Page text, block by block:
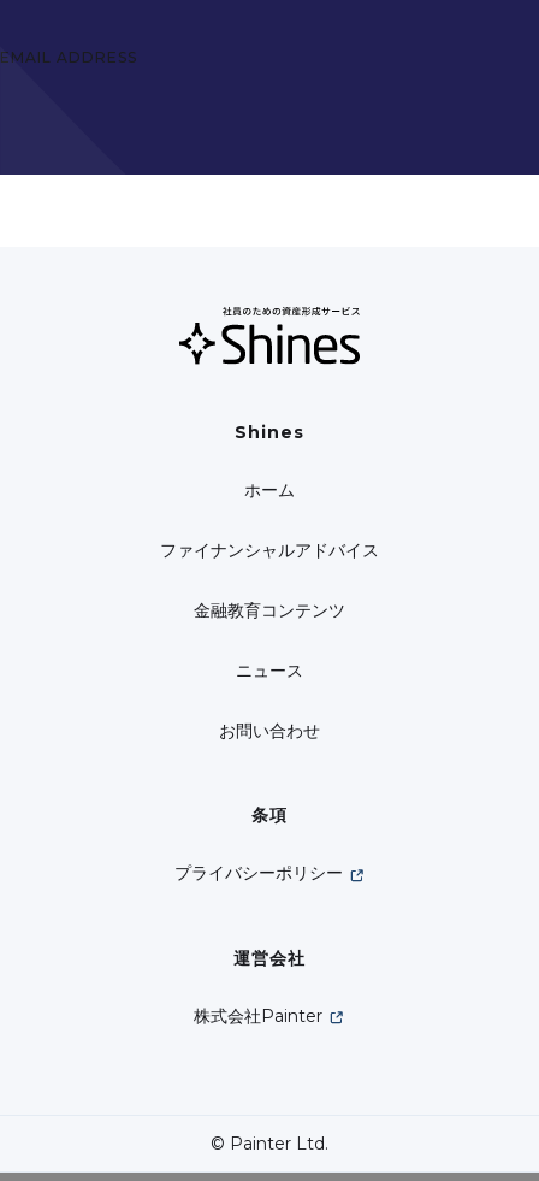
EMAIL ADDRESS
Shines
ホーム
ファイナンシャルアドバイス
金融教育コンテンツ
ニュース
お問い合わせ
条項
プライバシーポリシー
運営会社
株式会社Painter
© Painter Ltd.